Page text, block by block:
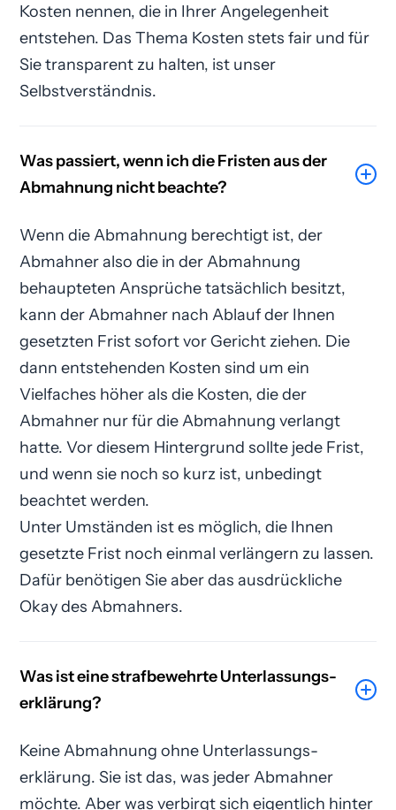
Kosten nennen, die in Ihrer Angelegenheit
entstehen. Das Thema Kosten stets fair und für
Sie transparent zu halten, ist unser
Selbstverständnis.
Was passiert, wenn ich die Fristen aus der
Abmahnung nicht beachte?
Wenn die Abmahnung berechtigt ist, der
Abmahner also die in der Abmahnung
behaupteten Ansprüche tatsächlich besitzt,
kann der Abmahner nach Ablauf der Ihnen
gesetzten Frist sofort vor Gericht ziehen. Die
dann entstehenden Kosten sind um ein
Vielfaches höher als die Kosten, die der
Abmahner nur für die Abmahnung verlangt
hatte. Vor diesem Hintergrund sollte jede Frist,
und wenn sie noch so kurz ist, unbedingt
beachtet werden.
Unter Umständen ist es möglich, die Ihnen
gesetzte Frist noch einmal verlängern zu lassen.
Dafür benötigen Sie aber das ausdrückliche
Okay des Abmahners.
Was ist eine strafbewehrte Unterlassungs­
erklärung?
Keine Abmahnung ohne Unterlassungs­
erklärung. Sie ist das, was jeder Abmahner
möchte. Aber was verbirgt sich eigentlich hinter